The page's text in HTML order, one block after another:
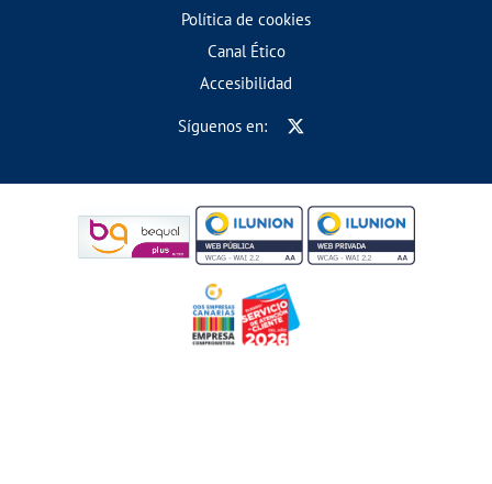
Política de cookies
Canal Ético
Accesibilidad
Síguenos en: